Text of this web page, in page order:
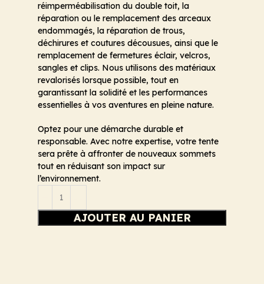
réimperméabilisation du double toit, la
réparation ou le remplacement des arceaux
endommagés, la réparation de trous,
déchirures et coutures décousues, ainsi que le
remplacement de fermetures éclair, velcros,
sangles et clips. Nous utilisons des matériaux
revalorisés lorsque possible, tout en
garantissant la solidité et les performances
essentielles à vos aventures en pleine nature.
Optez pour une démarche durable et
responsable. Avec notre expertise, votre tente
sera prête à affronter de nouveaux sommets
tout en réduisant son impact sur
l’environnement.
AJOUTER AU PANIER